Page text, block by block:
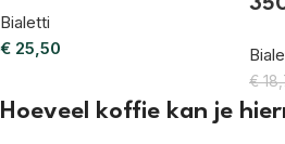
Bialetti
€ 25,50
€
Hoeveel koffie kan je